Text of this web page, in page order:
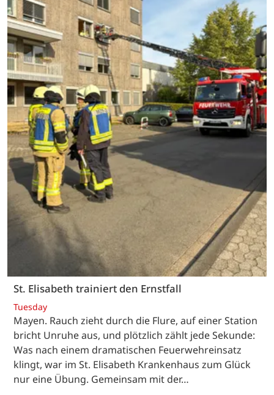
St. Elisabeth trainiert den Ernstfall
Tuesday
Mayen. Rauch zieht durch die Flure, auf einer Station
bricht Unruhe aus, und plötzlich zählt jede Sekunde:
Was nach einem dramatischen Feuerwehreinsatz
klingt, war im St. Elisabeth Krankenhaus zum Glück
nur eine Übung. Gemeinsam mit der…